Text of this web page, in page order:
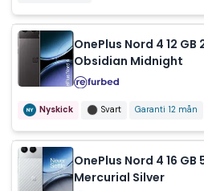
OnePlus Nord 4 12 GB
Obsidian Midnight
Nyskick Svart Garanti 12 mån
OnePlus Nord 4 16 GB
Mercurial Silver